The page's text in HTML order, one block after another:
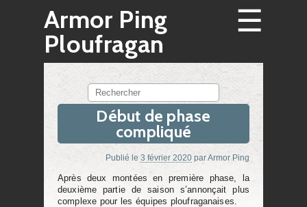
Armor Ping
Ploufragan
☰
Rechercher
Début de phase
compliqué
Publié le 3 février 2020 parArmor Ping
Après deux montées en première phase, la
deuxième partie de saison s’annonçait plus
complexe pour les équipes ploufraganaises.